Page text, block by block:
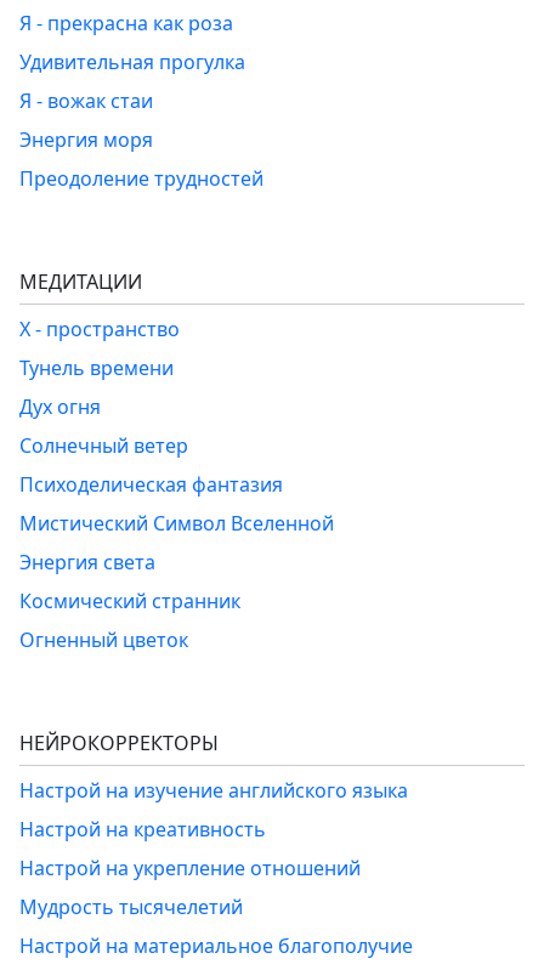
Я - прекрасна как роза
Удивительная прогулка
Я - вожак стаи
Энергия моря
Преодоление трудностей
МЕДИТАЦИИ
Х - пространство
Тунель времени
Дух огня
Солнечный ветер
Психоделическая фантазия
Мистический Символ Вселенной
Энергия света
Космический странник
Огненный цветок
НЕЙРОКОРРЕКТОРЫ
Настрой на изучение английского языка
Настрой на креативность
Настрой на укрепление отношений
Мудрость тысячелетий
Настрой на материальное благополучие